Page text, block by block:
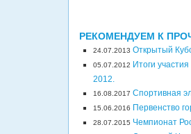
РЕКОМЕНДУЕМ К
24.07.2013 Открытый
05.07.2012 Итоги
2012.
16.08.2017 Спортивная
15.06.2016 Первенство
28.07.2015 Чемпионат